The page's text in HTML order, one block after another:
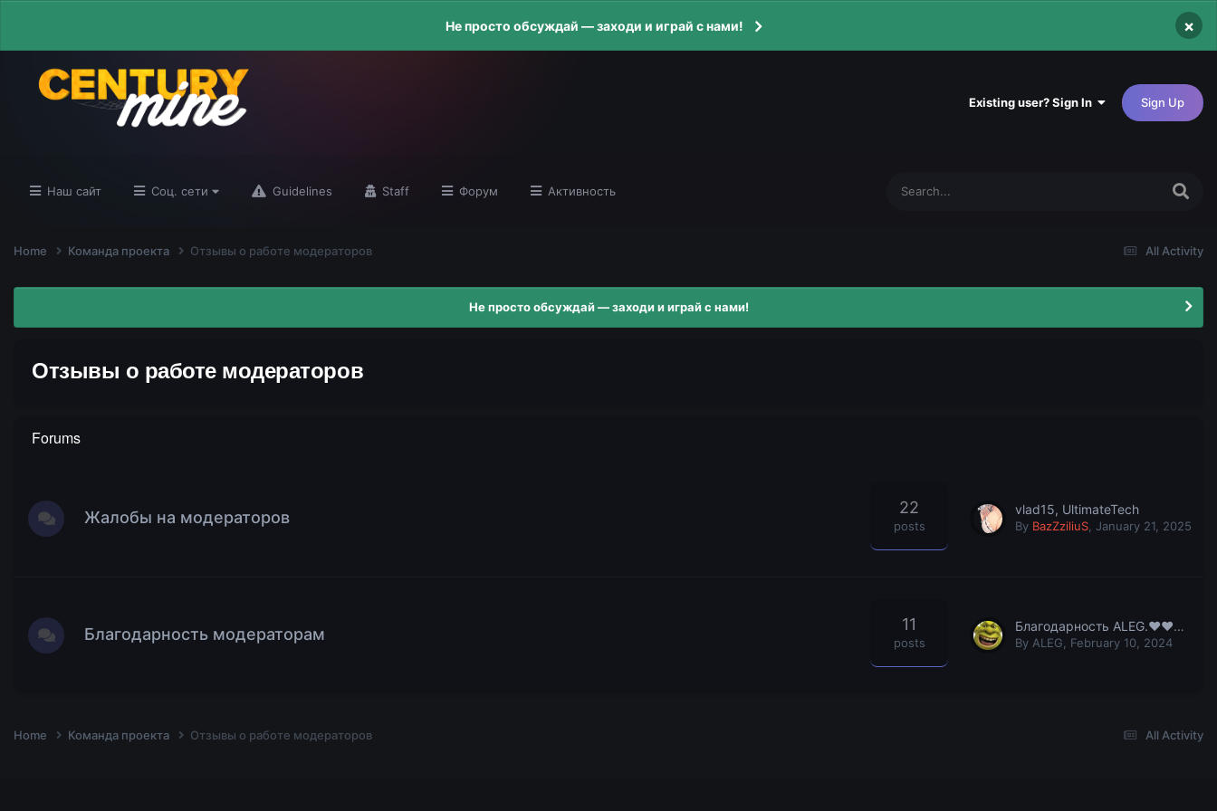
Не просто обсуждай — заходи и играй с нами! ×
Existing user? Sign In Sign Up
Наш сайт Соц. сети Guidelines Staff Форум Активность
All Activity
Home Команда проекта Отзывы о работе модераторов
Не просто обсуждай — заходи и играй с нами!
Отзывы о работе модераторов
Forums
Жалобы на модераторов
22
posts
vlad15, UltimateTech
By BazZziliuS January 21, 2025
Благодарность модераторам
11
posts
Благодарность ALEG.♥♥♥♥♥♥♥♥
By ALEG February 10, 2024
All Activity
Home Команда проекта Отзывы о работе модераторов